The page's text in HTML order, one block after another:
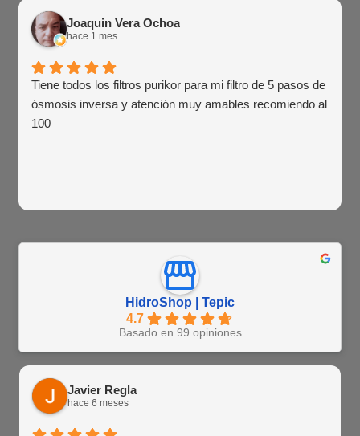
Joaquin Vera Ochoa
hace 1 mes
Tiene todos los filtros purikor para mi filtro de 5 pasos de
ósmosis inversa y atención muy amables recomiendo al
100
HidroShop | Tepic
4.7
Basado en 99 opiniones
Javier Regla
hace 6 meses